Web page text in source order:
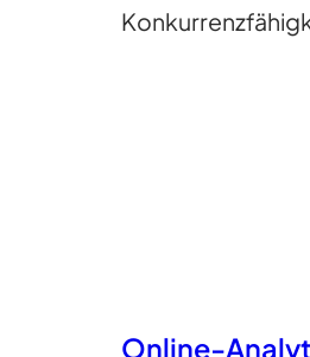
Online-